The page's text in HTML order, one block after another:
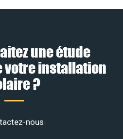
une étude
votre installation
?
nous